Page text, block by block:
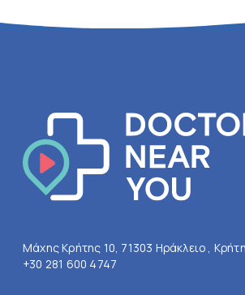
Μάχης Κρήτης 10, 71303 Ηράκλειο ,
+30 281 600 4747